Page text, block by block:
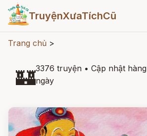
TruyệnXưaTíchCũ
Trang chủ >
🏰3376 truyện • Cập nhật hàng
ngày